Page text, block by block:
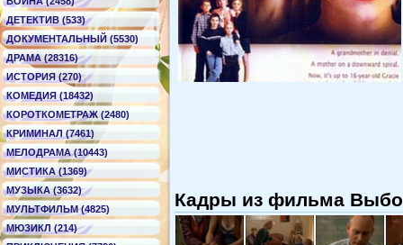
ДЕТЕКТИВ (533)
ДОКУМЕНТАЛЬНЫЙ (5530)
ДРАМА (28316)
ИСТОРИЯ (270)
КОМЕДИЯ (18432)
КОРОТКОМЕТРАЖ (2480)
КРИМИНАЛ (7461)
МЕЛОДРАМА (10443)
МИСТИКА (1369)
МУЗЫКА (3632)
МУЛЬТФИЛЬМ (4825)
МЮЗИКЛ (214)
Кадры из фильма